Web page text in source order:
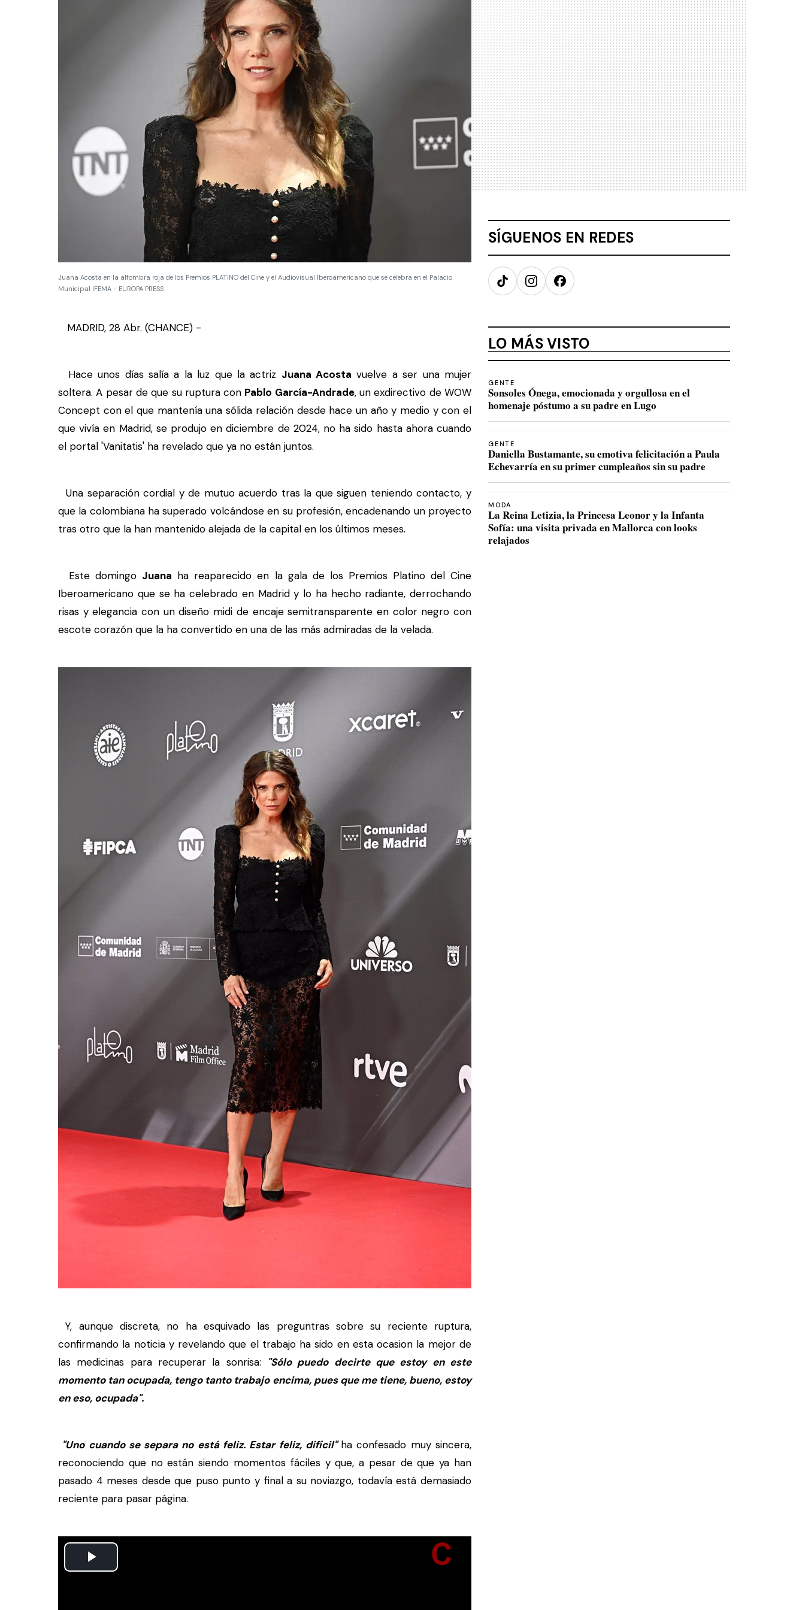
Juana Acosta en la alfombra roja de los Premios PLATINO del Cine y el Audiovisual Iberoamericano que se celebra en el Palacio
Municipal IFEMA - EUROPA PRESS
MADRID, 28 Abr. (CHANCE) -
Hace unos días salía a la luz que la actriz Juana Acosta vuelve a ser una mujer
soltera. A pesar de que su ruptura con Pablo García-Andrade, un exdirectivo de WOW
Concept con el que mantenía una sólida relación desde hace un año y medio y con el
que vivía en Madrid, se produjo en diciembre de 2024, no ha sido hasta ahora cuando
el portal 'Vanitatis' ha revelado que ya no están juntos.
Una separación cordial y de mutuo acuerdo tras la que siguen teniendo contacto, y
que la colombiana ha superado volcándose en su profesión, encadenando un proyecto
tras otro que la han mantenido alejada de la capital en los últimos meses.
Este domingo Juana ha reaparecido en la gala de los Premios Platino del Cine
Iberoamericano que se ha celebrado en Madrid y lo ha hecho radiante, derrochando
risas y elegancia con un diseño midi de encaje semitransparente en color negro con
escote corazón que la ha convertido en una de las más admiradas de la velada.
Y, aunque discreta, no ha esquivado las preguntras sobre su reciente ruptura,
confirmando la noticia y revelando que el trabajo ha sido en esta ocasion la mejor de
las medicinas para recuperar la sonrisa:
"Sólo puedo decirte que estoy en este
momento tan ocupada, tengo tanto trabajo encima, pues que me tiene, bueno, estoy
en eso, ocupada".
"Uno cuando se separa no está feliz. Estar feliz, difícil"ha confesado muy sincera,
reconociendo que no están siendo momentos fáciles y que, a pesar de que ya han
pasado 4 meses desde que puso punto y final a su noviazgo, todavía está demasiado
reciente para pasar página.
SÍGUENOS EN REDES
TikTokInstagramFacebook
LO MÁS VISTO
GENTE
Sonsoles Ónega, emocionada y orgullosa en el
homenaje póstumo a su padre en Lugo
GENTE
Daniella Bustamante, su emotiva felicitación a Paula
Echevarría en su primer cumpleaños sin su padre
MODA
La Reina Letizia, la Princesa Leonor y la Infanta
Sofía: una visita privada en Mallorca con looks
relajados